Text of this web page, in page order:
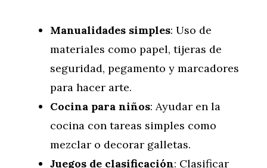
Manualidades simples: Uso de
materiales como papel, tijeras de
seguridad, pegamento y marcadores
para hacer arte.
Cocina para niños: Ayudar en la
cocina con tareas simples como
mezclar o decorar galletas.
Juegos de clasificación: Clasificar